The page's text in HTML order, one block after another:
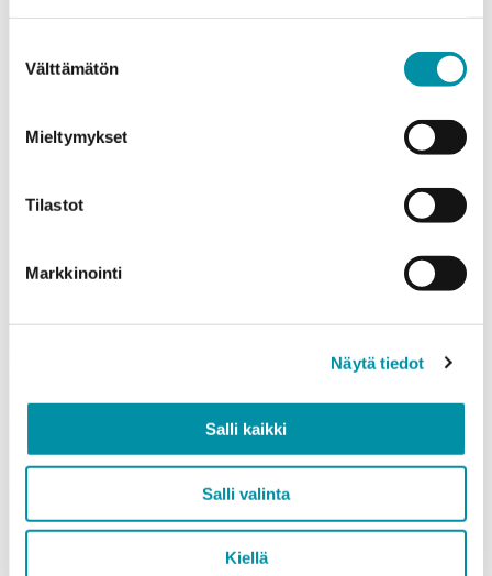
valinta
Välttämätön
Mieltymykset
Tilastot
Markkinointi
Näytä tiedot
Salli kaikki
Salli valinta
Kiellä
valmistaa vastuullisia alumiiniratkaisuja teollisuuteen,
Alumiinitie 1
(03) 3404 111
Laskutustiedot
Etusivu
Sähkötekniset tuotteet
Purso yrityksenä
LinkedIn
Instagram
Facebook
YouTube